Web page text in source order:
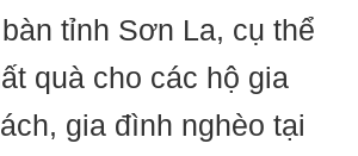
tỉnh Sơn La, cụ thể
quà cho các hộ gia
gia đình nghèo tại